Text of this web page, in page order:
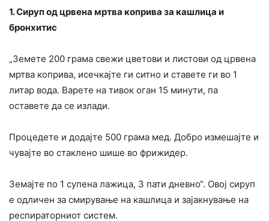
1. Сируп од црвена мртва коприва за кашлица и
бронхитис
„Земете 200 грама свежи цветови и листови од црвена
мртва коприва, исечкајте ги ситно и ставете ги во 1
литар вода. Варете на тивок оган 15 минути, па
оставете да се излади.
Процедете и додајте 500 грама мед. Добро измешајте и
чувајте во стаклено шише во фрижидер.
Земајте по 1 супена лажица, 3 пати дневно“. Овој сируп
е одличен за смирување на кашлица и зајакнување на
респираторниот систем.